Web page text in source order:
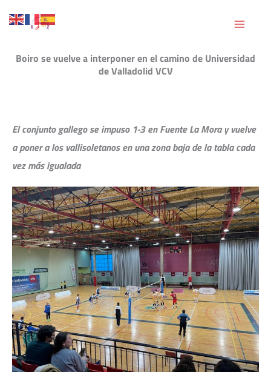
Ir
al
Boiro se vuelve a interponer en el camino de Universidad
de Valladolid VCV
El conjunto gallego se impuso 1-3 en Fuente La Mora y vuelve
a poner a los vallisoletanos en una zona baja de la tabla cada
vez más igualada